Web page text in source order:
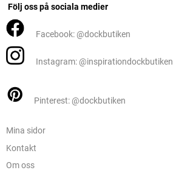
Följ oss på sociala medier
Facebook: @dockbutiken
Instagram: @inspirationdockbutiken
Pinterest: @dockbutiken
Mina sidor
Kontakt
Om oss